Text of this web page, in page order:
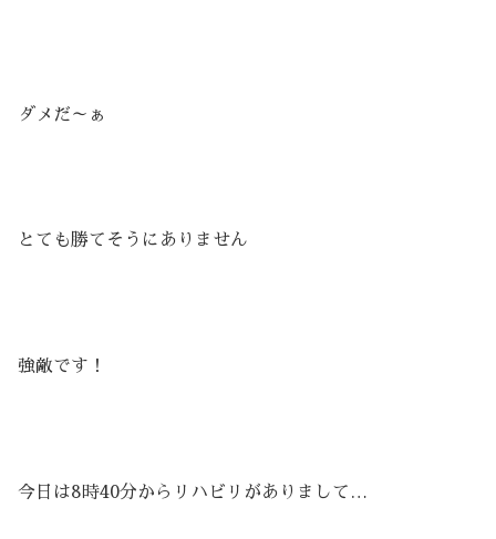
ダメだ～ぁ
とても勝てそうにありません
強敵です！
今日は8時40分からリハビリがありまして…